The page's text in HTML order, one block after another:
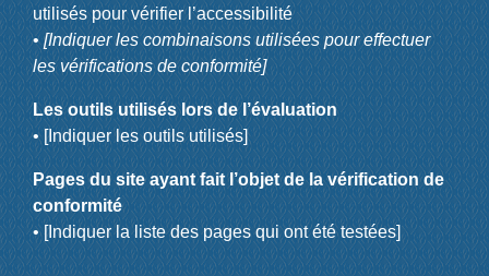
utilisés pour vérifier l’accessibilité
•[Indiquer les combinaisons utilisées pour effectuer
les vérifications de conformité]
Les outils utilisés lors de l’évaluation
• [Indiquer les outils utilisés]
Pages du site ayant fait l’objet de la vérification de
conformité
• [Indiquer la liste des pages qui ont été testées]